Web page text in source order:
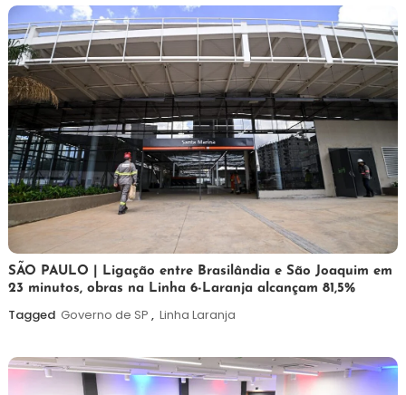
19
de
maio
Maurilio
SÃO PAULO | Ligação entre Brasilândia e São Joaquim em
23 minutos, obras na Linha 6-Laranja alcançam 81,5%
Tagged Governo de SP , Linha Laranja